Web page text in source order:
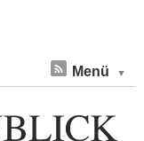
Menü